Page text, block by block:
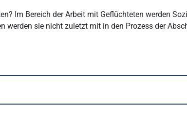
Im Bereich der Arbeit mit Geflüchteten werden
sie nicht zuletzt mit in den Prozess der